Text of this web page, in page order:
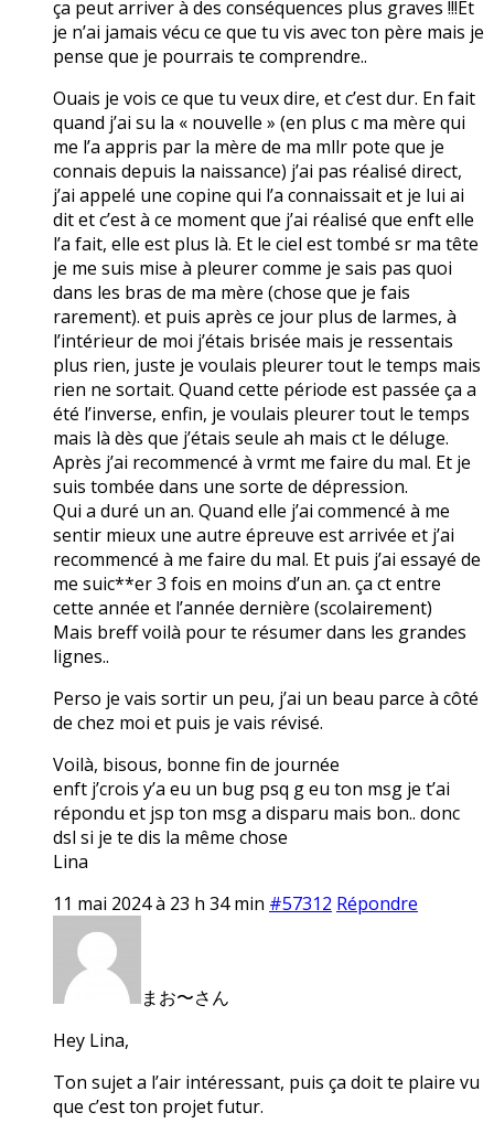
ça peut arriver à des conséquences plus graves !!!Et
je n’ai jamais vécu ce que tu vis avec ton père mais je
pense que je pourrais te comprendre..
Ouais je vois ce que tu veux dire, et c’est dur. En fait
quand j’ai su la « nouvelle » (en plus c ma mère qui
me l’a appris par la mère de ma mllr pote que je
connais depuis la naissance) j’ai pas réalisé direct,
j’ai appelé une copine qui l’a connaissait et je lui ai
dit et c’est à ce moment que j’ai réalisé que enft elle
l’a fait, elle est plus là. Et le ciel est tombé sr ma tête
je me suis mise à pleurer comme je sais pas quoi
dans les bras de ma mère (chose que je fais
rarement). et puis après ce jour plus de larmes, à
l’intérieur de moi j’étais brisée mais je ressentais
plus rien, juste je voulais pleurer tout le temps mais
rien ne sortait. Quand cette période est passée ça a
été l’inverse, enfin, je voulais pleurer tout le temps
mais là dès que j’étais seule ah mais ct le déluge.
Après j’ai recommencé à vrmt me faire du mal. Et je
suis tombée dans une sorte de dépression.
Qui a duré un an. Quand elle j’ai commencé à me
sentir mieux une autre épreuve est arrivée et j’ai
recommencé à me faire du mal. Et puis j’ai essayé de
me suic**er 3 fois en moins d’un an. ça ct entre
cette année et l’année dernière (scolairement)
Mais breff voilà pour te résumer dans les grandes
lignes..
Perso je vais sortir un peu, j’ai un beau parce à côté
de chez moi et puis je vais révisé.
Voilà, bisous, bonne fin de journée
enft j’crois y’a eu un bug psq g eu ton msg je t’ai
répondu et jsp ton msg a disparu mais bon.. donc
dsl si je te dis la même chose
Lina
11 mai 2024 à 23 h 34 min #57312 Répondre
まお〜さん
Hey Lina,
Ton sujet a l’air intéressant, puis ça doit te plaire vu
que c’est ton projet futur.